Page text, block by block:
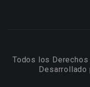
Todos los
Desarrollado